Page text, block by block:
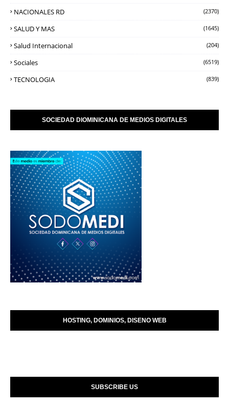
NACIONALES RD (2370)
SALUD Y MAS (1645)
Salud Internacional (204)
Sociales (6519)
TECNOLOGIA (839)
SOCIEDAD DIOMINICANA DE MEDIOS DIGITALES
HOSTING, DOMINIOS, DISENO WEB
SUBSCRIBE US